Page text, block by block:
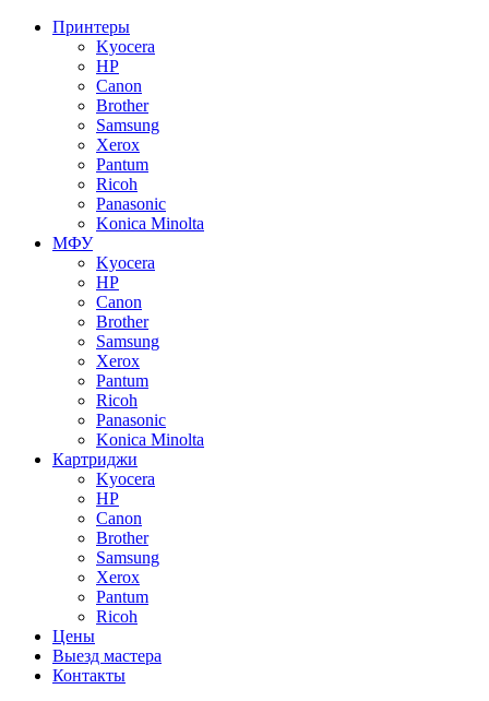
Принтеры
Kyocera
HP
Canon
Brother
Samsung
Xerox
Pantum
Ricoh
Panasonic
Konica Minolta
МФУ
Kyocera
HP
Canon
Brother
Samsung
Xerox
Pantum
Ricoh
Panasonic
Konica Minolta
Картриджи
Kyocera
HP
Canon
Brother
Samsung
Xerox
Pantum
Ricoh
Цены
Выезд мастера
Контакты